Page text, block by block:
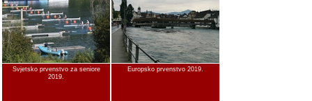
Svjetsko prvenstvo za seniore
2019.
Europsko prvenstvo 2019.